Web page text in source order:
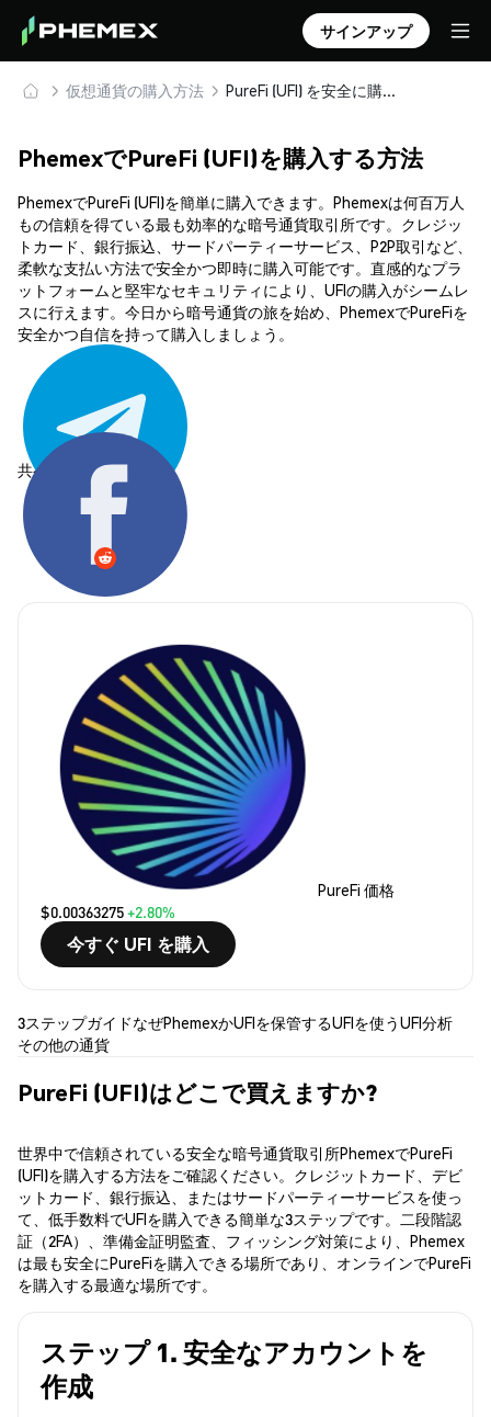
サインアップ
仮想通貨の購入方法 PureFi (UFI) を安全に購入・保管
PhemexでPureFi (UFI)を購入する方法
PhemexでPureFi (UFI)を簡単に購入できます。Phemexは何百万人
もの信頼を得ている最も効率的な暗号通貨取引所です。クレジッ
トカード、銀行振込、サードパーティーサービス、P2P取引など、
柔軟な支払い方法で安全かつ即時に購入可能です。直感的なプラ
ットフォームと堅牢なセキュリティにより、UFIの購入がシームレ
スに行えます。今日から暗号通貨の旅を始め、PhemexでPureFiを
安全かつ自信を持って購入しましょう。
共有する:
PureFi 価格
$0.00363275+2.80%
今すぐ UFI を購入
3ステップガイドなぜPhemexかUFIを保管するUFIを使うUFI分析
その他の通貨
PureFi (UFI)はどこで買えますか?
世界中で信頼されている安全な暗号通貨取引所PhemexでPureFi
(UFI)を購入する方法をご確認ください。クレジットカード、デビ
ットカード、銀行振込、またはサードパーティーサービスを使っ
て、低手数料でUFIを購入できる簡単な3ステップです。二段階認
証（2FA）、準備金証明監査、フィッシング対策により、Phemex
は最も安全にPureFiを購入できる場所であり、オンラインでPureFi
を購入する最適な場所です。
ステップ 1. 安全なアカウントを
作成